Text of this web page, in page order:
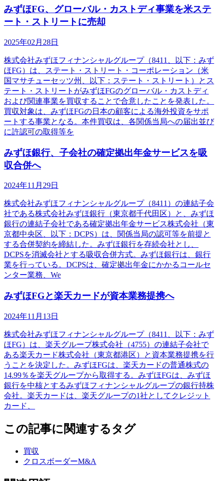
みずほFG、グローバル・カストディ事業を米ステ
ート・ストリートに売却
2025年02月28日
株式会社みずほフィナンシャルグループ（8411、以下：みず
ほFG）は、ステート・ストリート・コーポレーション（米
国マサチューセッツ州、以下：ステート・ストリート）とス
テート・ストリートがみずほFGのグローバル・カストディ
および関連事業を買収することで合意したことを発表した。
買収対象は、みずほFGの日本の顧客による海外投資をサポ
ートする事業となる。本件買収は、各関係当局への届出並び
に許認可の取得等を
みずほ銀行、子会社の確定拠出年金サービスを吸
収合併へ
2024年11月29日
株式会社みずほフィナンシャルグループ（8411）の連結子会
社である株式会社みずほ銀行（東京都千代田区）と、みずほ
銀行の連結子会社である確定拠出年金サービス株式会社（東
京都中央区、以下：DCPS）は、関係当局の認可等を前提と
する合併契約を締結した。みずほ銀行を存続会社とし、
DCPSを消滅会社とする吸収合併方式。みずほ銀行は、銀行
業を行っている。DCPSは、確定拠出年金にかかるコールセ
ンター業務、We
みずほFGと楽天カードが資本業務提携へ
2024年11月13日
株式会社みずほフィナンシャルグループ（8411、以下：みず
ほFG）は、楽天グループ株式会社（4755）の連結子会社で
ある楽天カード株式会社（東京都港区）と資本業務提携を行
うことを決定した。みずほFGは、楽天カードの普通株式の
14.99％を楽天グループから取得する。みずほFGは、みずほ
銀行を中核とするみずほフィナンシャルグループの銀行持株
会社。楽天カードは、楽天グループの1社としてクレジット
カード、
この記事に関連するタグ
買収
クロスボーダーM&A